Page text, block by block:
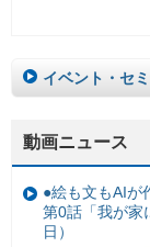
イベント・セ
動画ニュース
●絵も文もAIが
第0話「我が家
日）